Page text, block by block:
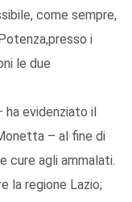
come sempre,
i
le due
evidenziato il
– al fine di
cure agli ammalati.
la regione Lazio;